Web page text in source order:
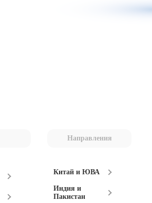
Направления
Китай и ЮВА
Индия и
Пакистан